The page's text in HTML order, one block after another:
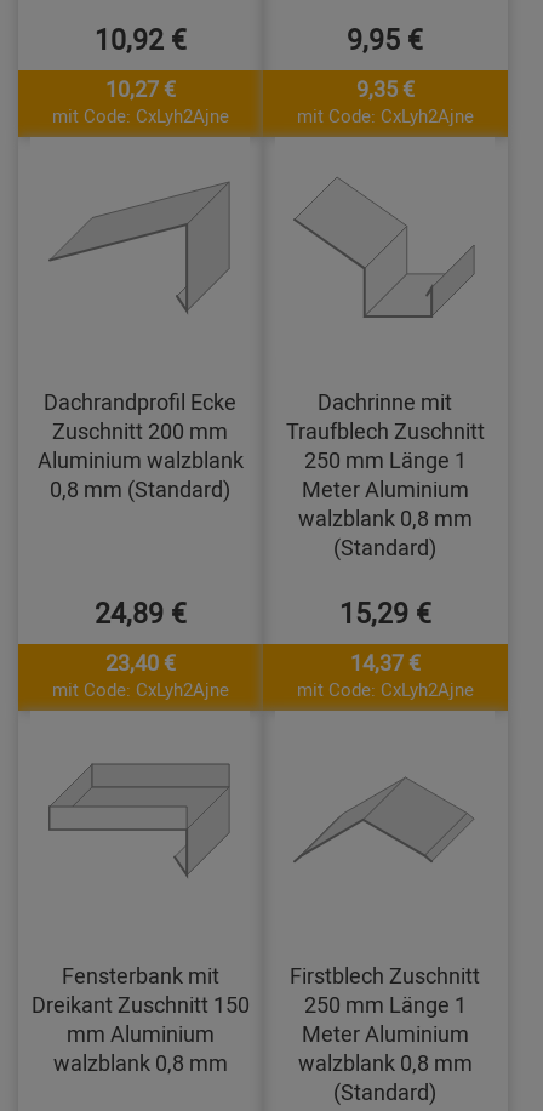
10,92 €
10,27 €
mit Code: CxLyh2Ajne
9,95 €
9,35 €
mit Code: CxLyh2Ajne
Dachrandprofil Ecke
Zuschnitt 200 mm
Aluminium walzblank
0,8 mm (Standard)
24,89 €
23,40 €
mit Code: CxLyh2Ajne
Dachrinne mit
Traufblech Zuschnitt
250 mm Länge 1
Meter Aluminium
walzblank 0,8 mm
(Standard)
15,29 €
14,37 €
mit Code: CxLyh2Ajne
Fensterbank mit
Dreikant Zuschnitt 150
mm Aluminium
walzblank 0,8 mm
Firstblech Zuschnitt
250 mm Länge 1
Meter Aluminium
walzblank 0,8 mm
(Standard)